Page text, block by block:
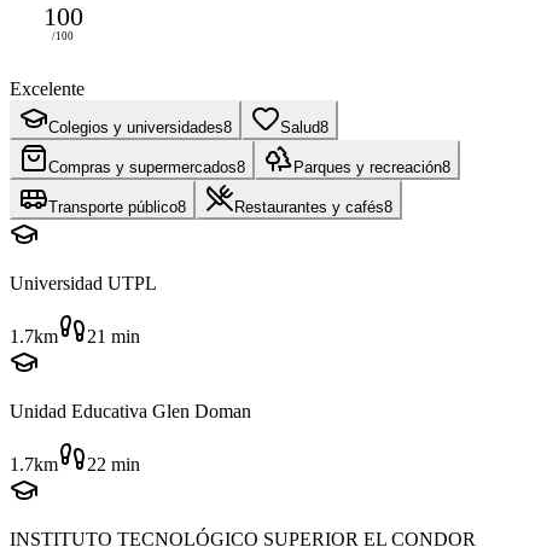
100
/100
Excelente
Colegios y universidades8 Salud8
Compras y supermercados8 Parques y recreación8
Transporte público8 Restaurantes y cafés8
Universidad UTPL
1.7km 21 min
Unidad Educativa Glen Doman
1.7km 22 min
INSTITUTO TECNOLÓGICO SUPERIOR EL CONDOR